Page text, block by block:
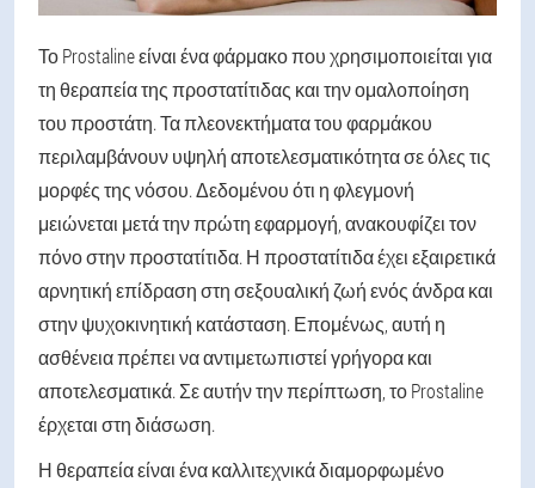
Το Prostaline είναι ένα φάρμακο που χρησιμοποιείται για
τη θεραπεία της προστατίτιδας και την ομαλοποίηση
του προστάτη. Τα πλεονεκτήματα του φαρμάκου
περιλαμβάνουν υψηλή αποτελεσματικότητα σε όλες τις
μορφές της νόσου. Δεδομένου ότι η φλεγμονή
μειώνεται μετά την πρώτη εφαρμογή, ανακουφίζει τον
πόνο στην προστατίτιδα. Η προστατίτιδα έχει εξαιρετικά
αρνητική επίδραση στη σεξουαλική ζωή ενός άνδρα και
στην ψυχοκινητική κατάσταση. Επομένως, αυτή η
ασθένεια πρέπει να αντιμετωπιστεί γρήγορα και
αποτελεσματικά. Σε αυτήν την περίπτωση, το Prostaline
έρχεται στη διάσωση.
Η θεραπεία είναι ένα καλλιτεχνικά διαμορφωμένο